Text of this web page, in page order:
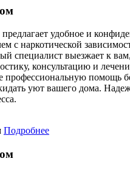
удобное и
с наркотической
специалист выезжает к вам,
консультацию и
профессиональную помощь
уют вашего дома.
Подробнее